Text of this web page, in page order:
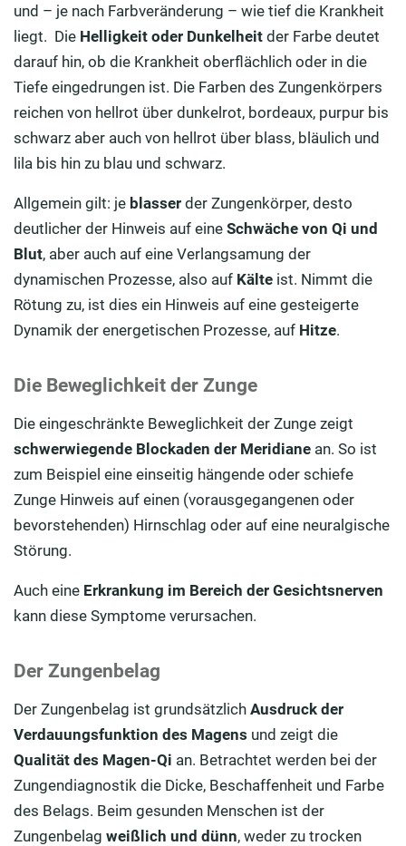
und – je nach Farbveränderung – wie tief die Krankheit
liegt. Die Helligkeit oder Dunkelheit der Farbe deutet
darauf hin, ob die Krankheit oberflächlich oder in die
Tiefe eingedrungen ist. Die Farben des Zungenkörpers
reichen von hellrot über dunkelrot, bordeaux, purpur bis
schwarz aber auch von hellrot über blass, bläulich und
lila bis hin zu blau und schwarz.
Allgemein gilt: je blasser der Zungenkörper, desto
deutlicher der Hinweis auf eine Schwäche von Qi und
Blut, aber auch auf eine Verlangsamung der
dynamischen Prozesse, also auf Kälte ist. Nimmt die
Rötung zu, ist dies ein Hinweis auf eine gesteigerte
Dynamik der energetischen Prozesse, auf Hitze.
Die Beweglichkeit der Zunge
Die eingeschränkte Beweglichkeit der Zunge zeigt
schwerwiegende Blockaden der Meridiane an. So ist
zum Beispiel eine einseitig hängende oder schiefe
Zunge Hinweis auf einen (vorausgegangenen oder
bevorstehenden) Hirnschlag oder auf eine neuralgische
Störung.
Auch eine Erkrankung im Bereich der Gesichtsnerven
kann diese Symptome verursachen.
Der Zungenbelag
Der Zungenbelag ist grundsätzlich Ausdruck der
Verdauungsfunktion des Magens und zeigt die
Qualität des Magen-Qi an. Betrachtet werden bei der
Zungendiagnostik die Dicke, Beschaffenheit und Farbe
des Belags. Beim gesunden Menschen ist der
Zungenbelag weißlich und dünn, weder zu trocken